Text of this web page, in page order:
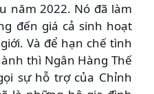
năm 2022. Nó đã làm
đến giá cả sinh hoạt
Và để hạn chế tình
thì Ngân Hàng Thế
sự hỗ trợ của Chỉnh